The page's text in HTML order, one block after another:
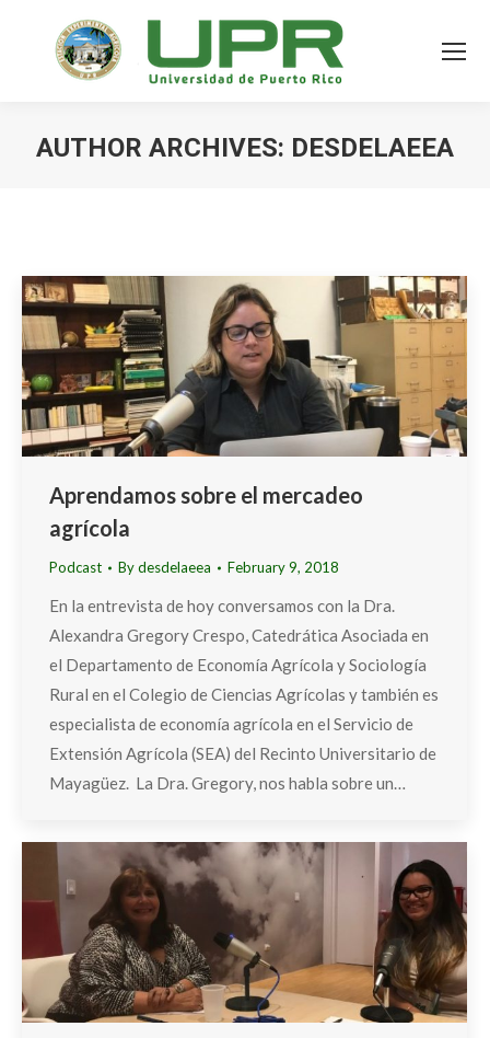
AUTHOR ARCHIVES: DESDELAEEA
Aprendamos sobre el mercadeo
agrícola
Podcast Bydesdelaeea February 9, 2018
En la entrevista de hoy conversamos con la Dra.
Alexandra Gregory Crespo, Catedrática Asociada en
el Departamento de Economía Agrícola y Sociología
Rural en el Colegio de Ciencias Agrícolas y también es
especialista de economía agrícola en el Servicio de
Extensión Agrícola (SEA) del Recinto Universitario de
Mayagüez. La Dra. Gregory, nos habla sobre un…